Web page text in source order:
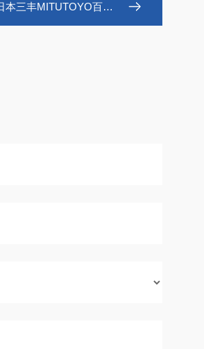
百分表ID-SX2数显指示表